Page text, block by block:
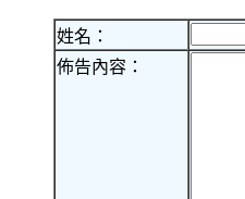
姓名：
佈告內容：